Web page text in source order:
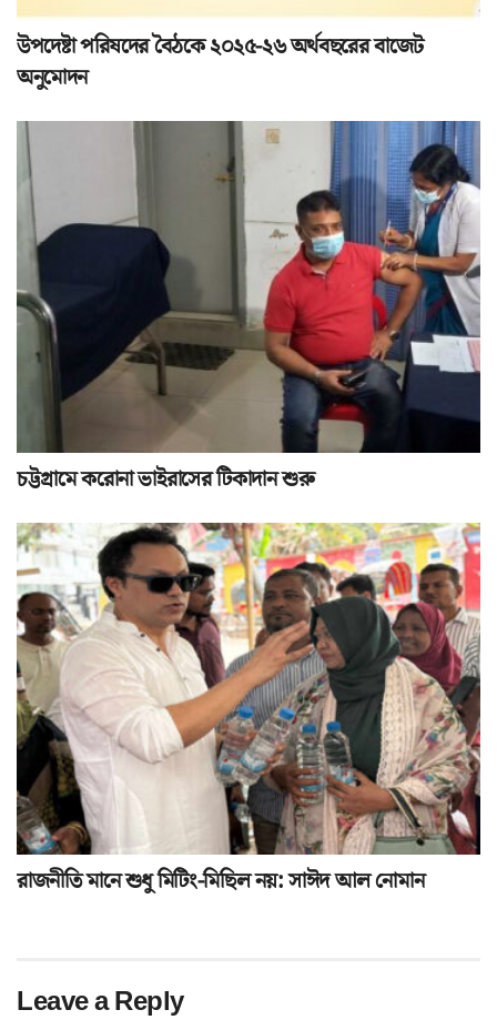
উপদেষ্টা পরিষদের বৈঠকে ২০২৫-২৬ অর্থবছরের বাজেট
অনুমোদন
চট্টগ্রামে করোনা ভাইরাসের টিকাদান শুরু
রাজনীতি মানে শুধু মিটিং-মিছিল নয়: সাঈদ আল নোমান
Leave a Reply